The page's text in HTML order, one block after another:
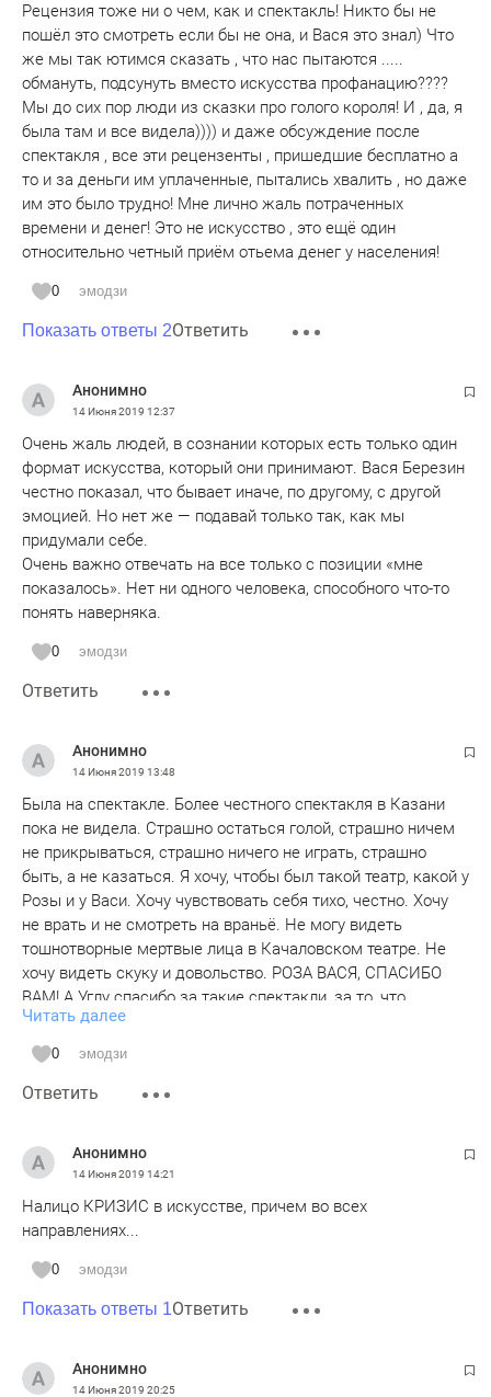
Рецензия тоже ни о чем, как и спектакль! Никто бы не
пошёл это смотреть если бы не она, и Вася это знал) Что
же мы так ютимся сказать , что нас пытаются .....
обмануть, подсунуть вместо искусства профанацию????
Мы до сих пор люди из сказки про голого короля! И , да, я
была там и все видела)))) и даже обсуждение после
спектакля , все эти рецензенты , пришедшие бесплатно а
то и за деньги им уплаченные, пытались хвалить , но даже
им это было трудно! Мне лично жаль потраченных
времени и денег! Это не искусство , это ещё один
относительно четный приём отьема денег у населения!
0 эмодзи
Показать ответы 2Ответить
Анонимно
14 Июня 2019 12:37
Очень жаль людей, в сознании которых есть только один
формат искусства, который они принимают. Вася Березин
честно показал, что бывает иначе, по другому, с другой
эмоцией. Но нет же — подавай только так, как мы
придумали себе.
Очень важно отвечать на все только с позиции «мне
показалось». Нет ни одного человека, способного что-то
понять наверняка.
0 эмодзи
Ответить
Анонимно
14 Июня 2019 13:48
Была на спектакле. Более честного спектакля в Казани
пока не видела. Страшно остаться голой, страшно ничем
не прикрываться, страшно ничего не играть, страшно
быть, а не казаться. Я хочу, чтобы был такой театр, какой у
Розы и у Васи. Хочу чувствовать себя тихо, честно. Хочу
не врать и не смотреть на враньё. Не могу видеть
тошнотворные мертвые лица в Качаловском театре. Не
хочу видеть скуку и довольство. РОЗА ВАСЯ, СПАСИБО
ВАМ! А Углу спасибо за такие спектакли, за то, что
медленной дорогой со своими 50 местами меняют нас,
медленно, но верно, я и предположить не могла, что могу
такое чувствовать в театре.
Читать далее
0 эмодзи
Ответить
Анонимно
14 Июня 2019 14:21
Налицо КРИЗИС в искусстве, причем во всех
направлениях...
0 эмодзи
Показать ответы 1Ответить
Анонимно
14 Июня 2019 20:25